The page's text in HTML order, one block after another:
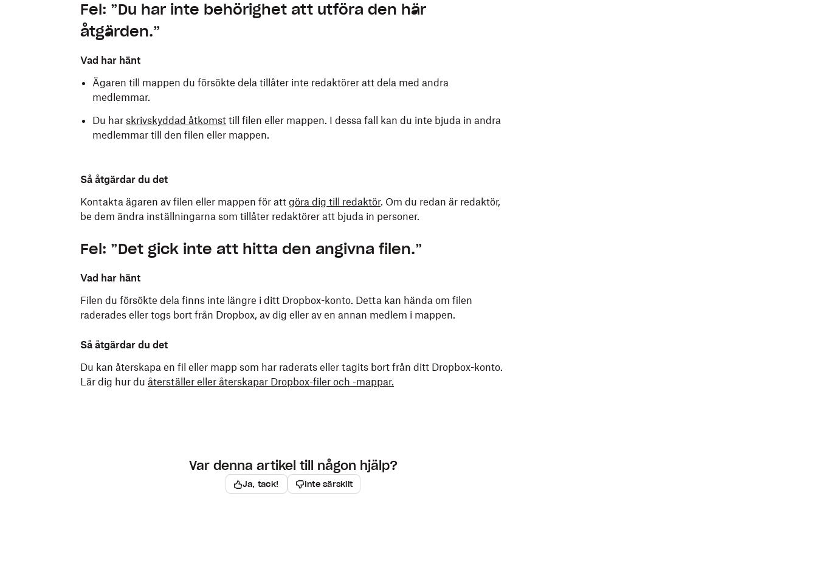
Fel: ”Du har inte behörighet att utföra den här
åtgärden.”
Vad har hänt
Ägaren till mappen du försökte dela tillåter inte redaktörer att dela med andra
medlemmar.
Du har skrivskyddad åtkomst till filen eller mappen. I dessa fall kan du inte bjuda in andra
medlemmar till den filen eller mappen.
Så åtgärdar du det
Kontakta ägaren av filen eller mappen för att göra dig till redaktör. Om du redan är redaktör,
be dem ändra inställningarna som tillåter redaktörer att bjuda in personer.
Fel: ”Det gick inte att hitta den angivna filen.”
Vad har hänt
Filen du försökte dela finns inte längre i ditt Dropbox-konto. Detta kan hända om filen
raderades eller togs bort från Dropbox, av dig eller av en annan medlem i mappen.
Så åtgärdar du det
Du kan återskapa en fil eller mapp som har raderats eller tagits bort från ditt Dropbox-konto.
Lär dig hur du återställer eller återskapar Dropbox-filer och -mappar.
Var denna artikel till någon hjälp?
Ja, tack! Inte särskilt